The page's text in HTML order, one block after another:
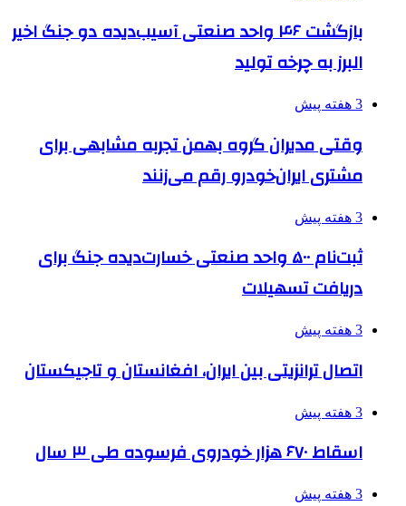
بازگشت ۴۶ واحد صنعتی آسیب‌دیده دو جنگ اخیر
البرز به چرخه تولید
3 هفته پیش
وقتی مدیران گروه بهمن تجربه مشابهی برای
مشتری ایران‌خودرو رقم می‌زنند
3 هفته پیش
ثبت‌نام ۵۰۰ واحد صنعتی خسارت‌دیده جنگ برای
دریافت تسهیلات
3 هفته پیش
اتصال ترانزیتی بین ایران، افغانستان و تاجیکستان
3 هفته پیش
اسقاط ۶۷۰ هزار خودروی فرسوده طی ۳ سال
3 هفته پیش